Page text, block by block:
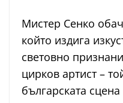
Мистер Сенко
който издига
световно
цирков артист –
българската